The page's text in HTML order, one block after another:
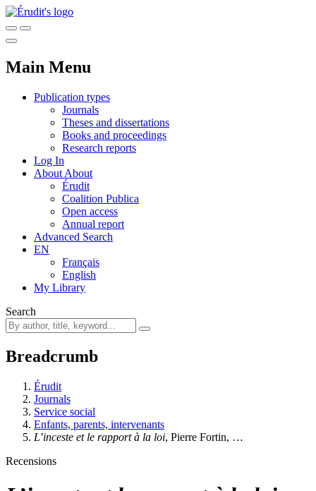
Main Menu
Publication types
Journals
Theses and dissertations
Books and proceedings
Research reports
Log In
About About
Érudit
Coalition Publica
Open access
Annual report
Advanced Search
EN
Français
English
My Library
Search
Breadcrumb
Érudit
Journals
Service social
Enfants, parents, intervenants
L’inceste et le rapport à la loi, Pierre Fortin, …
Recensions